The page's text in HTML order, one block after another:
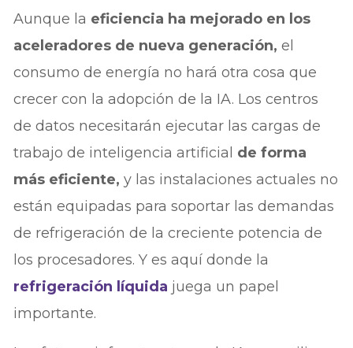
Aunque la eficiencia ha mejorado en los
aceleradores de nueva generación,el
consumo de energía no hará otra cosa que
crecer con la adopción de la IA. Los centros
de datos necesitarán ejecutar las cargas de
trabajo de inteligencia artificial de forma
más eficiente, y las instalaciones actuales no
están equipadas para soportar las demandas
de refrigeración de la creciente potencia de
los procesadores. Y es aquí donde la
refrigeración líquida juega un papel
importante.